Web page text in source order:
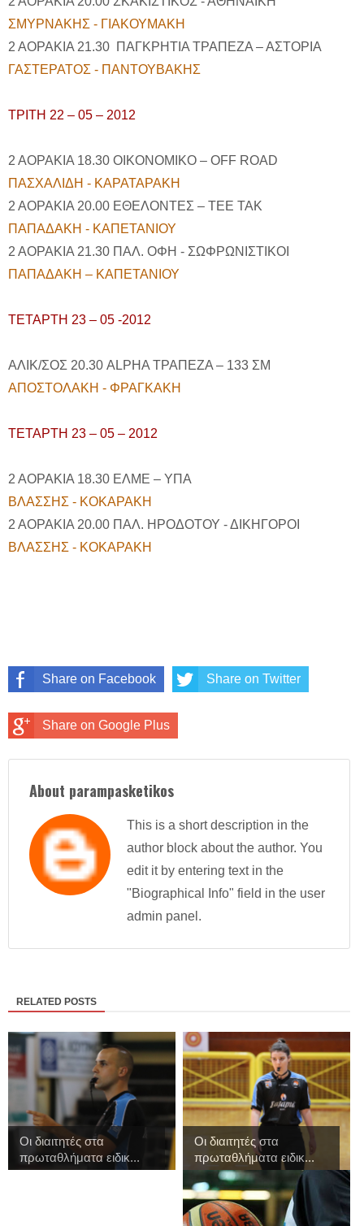
ΣΜΥΡΝΑΚΗΣ - ΓΙΑΚΟΥΜΑΚΗ
2 ΑΟΡΑΚΙΑ 21.30 ΠΑΓΚΡΗΤΙΑ ΤΡΑΠΕΖΑ – ΑΣΤΟΡΙΑ
ΓΑΣΤΕΡΑΤΟΣ - ΠΑΝΤΟΥΒΑΚΗΣ
ΤΡΙΤΗ 22 – 05 – 2012
2 ΑΟΡΑΚΙΑ 18.30 ΟΙΚΟΝΟΜΙΚΟ – OFF ROAD
ΠΑΣΧΑΛΙΔΗ - ΚΑΡΑΤΑΡΑΚΗ
2 ΑΟΡΑΚΙΑ 20.00 ΕΘΕΛΟΝΤΕΣ – ΤΕΕ ΤΑΚ
ΠΑΠΑΔΑΚΗ - ΚΑΠΕΤΑΝΙΟΥ
2 ΑΟΡΑΚΙΑ 21.30 ΠΑΛ. ΟΦΗ - ΣΩΦΡΩΝΙΣΤΙΚΟΙ
ΠΑΠΑΔΑΚΗ – ΚΑΠΕΤΑΝΙΟΥ
TETAΡΤΗ 23 – 05 -2012
ΑΛΙΚ/ΣΟΣ 20.30 ALPHA ΤΡΑΠΕΖΑ – 133 ΣΜ
ΑΠΟΣΤΟΛΑΚΗ - ΦΡΑΓΚΑΚΗ
ΤΕΤΑΡΤΗ 23 – 05 – 2012
2 ΑΟΡΑΚΙΑ 18.30 ΕΛΜΕ – ΥΠΑ
ΒΛΑΣΣΗΣ - ΚΟΚΑΡΑΚΗ
2 ΑΟΡΑΚΙΑ 20.00 ΠΑΛ. ΗΡΟΔΟΤΟΥ - ΔΙΚΗΓΟΡΟΙ
ΒΛΑΣΣΗΣ - ΚΟΚΑΡΑΚΗ
Share on Facebook Share on Twitter
Share on Google Plus
About parampasketikos
This is a short description in the
author block about the author. You
edit it by entering text in the
"Biographical Info" field in the user
admin panel.
RELATED POSTS
Οι διαιτητές στα
πρωταθλήματα ειδικ...
Οι διαιτητές στα
πρωταθλήματα ειδικ...